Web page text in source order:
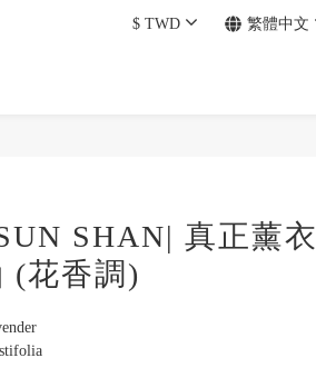
$ TWD 繁體中文
SHAN| 真正薰衣
(花香調)